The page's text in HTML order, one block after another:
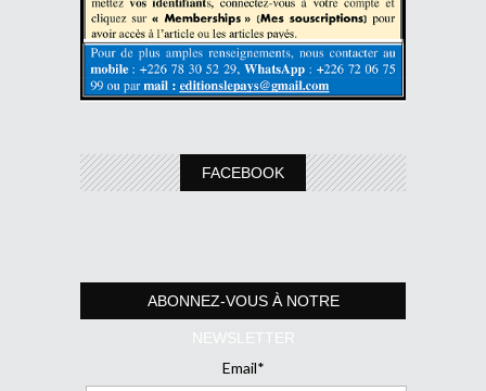
FACEBOOK
ABONNEZ-VOUS À NOTRE
NEWSLETTER
Email*